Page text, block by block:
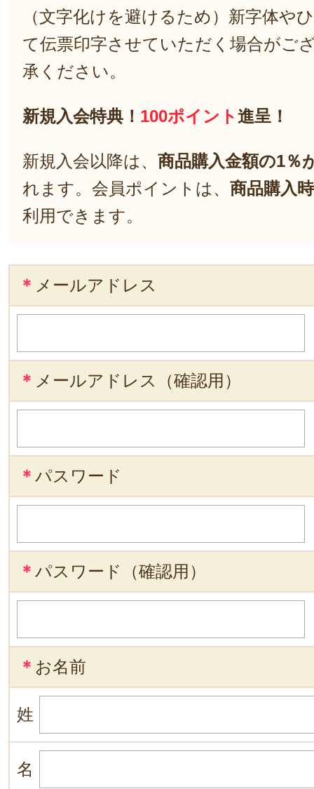
（文字化けを避けるため）新字体や
て伝票印字させていただく場合がご
承ください。
新規入会特典！ 100ポイント進呈！
新規入会以降は、 商品購入金額の1％
れます。会員ポイントは、 商品購入
利用できます。
＊ メールアドレス
＊ メールアドレス（確認用）
＊ パスワード
＊ パスワード（確認用）
＊ お名前
姓
名